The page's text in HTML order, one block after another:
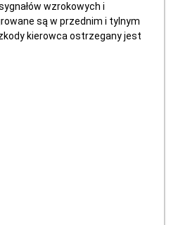
wzrokowych i
są w przednim i tylnym
kierowca ostrzegany jest